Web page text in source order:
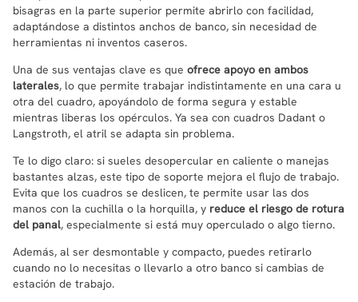
bisagras en la parte superior permite abrirlo con facilidad,
adaptándose a distintos anchos de banco, sin necesidad de
herramientas ni inventos caseros.
Una de sus ventajas clave es que ofrece apoyo en ambos
laterales, lo que permite trabajar indistintamente en una cara u
otra del cuadro, apoyándolo de forma segura y estable
mientras liberas los opérculos. Ya sea con cuadros Dadant o
Langstroth, el atril se adapta sin problema.
Te lo digo claro: si sueles desopercular en caliente o manejas
bastantes alzas, este tipo de soporte mejora el flujo de trabajo.
Evita que los cuadros se deslicen, te permite usar las dos
manos con la cuchilla o la horquilla, y reduce el riesgo de rotura
del panal, especialmente si está muy operculado o algo tierno.
Además, al ser desmontable y compacto, puedes retirarlo
cuando no lo necesitas o llevarlo a otro banco si cambias de
estación de trabajo.